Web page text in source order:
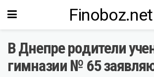
Finoboz.net
В Днепре родители
гимназии № 65